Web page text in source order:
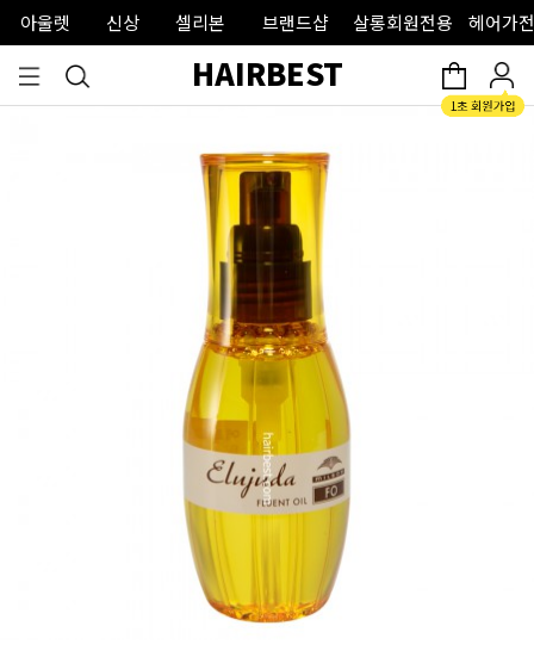
아울렛 신상 셀리본 브랜드샵 살롱회원전용 헤어가
HAIRBEST